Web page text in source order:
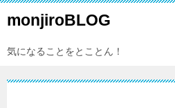
monjiroBLOG
気になることをとことん！